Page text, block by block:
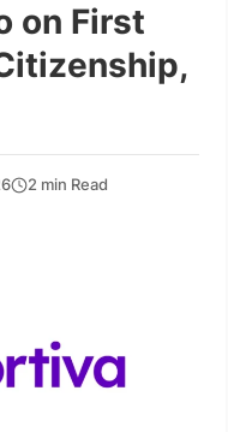
on First
2 min Read